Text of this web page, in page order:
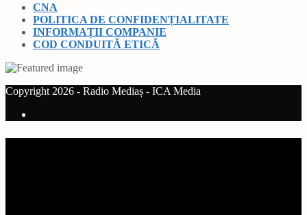
CNA
POLITICA DE CONFIDENȚIALITATE
INFORMAȚII COMPANIE
COD CONDUITĂ ETICĂ
Copyright 2026 - Radio Mediaș - ICA Media